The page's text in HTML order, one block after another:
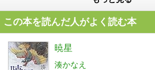
この本を読んだ人がよく読む本
暁星
湊かなえ